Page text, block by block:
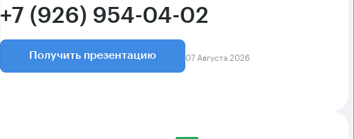
+7 (926) 954-04-02
Получить презентацию 07 Августа 2026